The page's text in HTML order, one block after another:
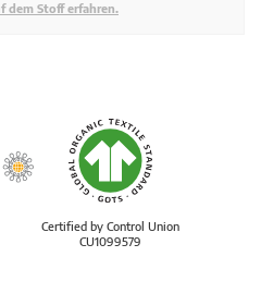
dem Stoff erfahren.
Certified by Control Union
CU1099579